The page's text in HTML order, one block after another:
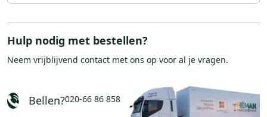
Hulp nodig met bestellen?
Neem vrijblijvend contact met ons op voor al je vragen.
Bellen?020-66 86 858